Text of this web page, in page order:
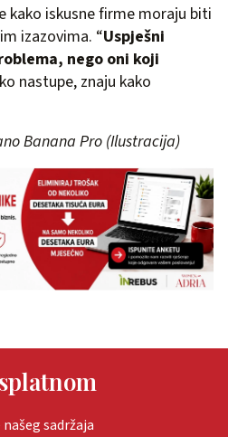
kako iskusne firme moraju biti
izazovima. “Uspješni
nego oni koji
nastupe, znaju kako
Banana Pro (Ilustracija)
sadržaja